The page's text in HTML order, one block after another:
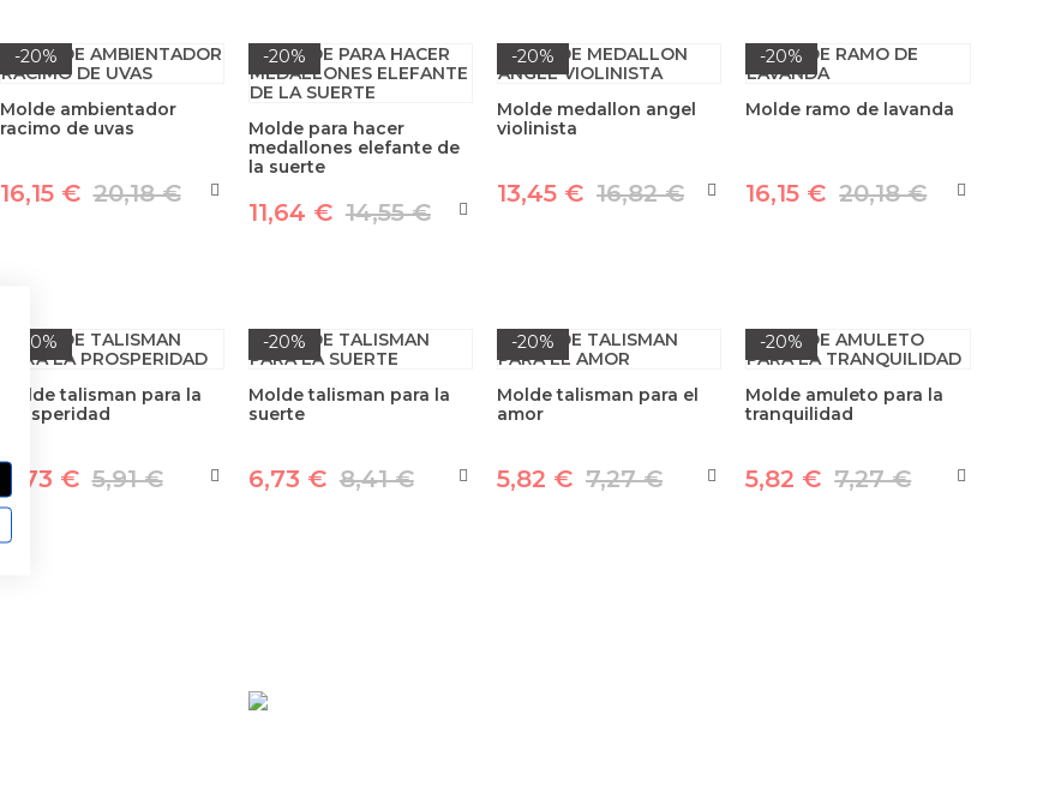
-20%
Molde ambientador
racimo de uvas
16,15 € 20,18 €
-20%
Molde para hacer
medallones elefante de
la suerte
11,64 € 14,55 €
-20%
Molde medallon angel
violinista
13,45 € 16,82 €
-20%
Molde ramo de lavanda
16,15 € 20,18 €
-20%
Molde talisman para la
prosperidad
4,73 € 5,91 €
-20%
Molde talisman para la
suerte
6,73 € 8,41 €
-20%
Molde talisman para el
amor
5,82 € 7,27 €
-20%
Molde amuleto para la
tranquilidad
5,82 € 7,27 €